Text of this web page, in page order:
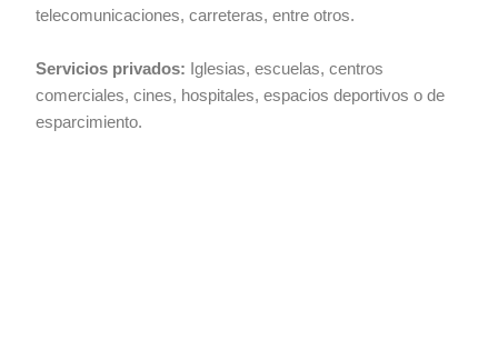
telecomunicaciones, carreteras, entre otros.
Servicios privados: Iglesias, escuelas, centros
comerciales, cines, hospitales, espacios deportivos o de
esparcimiento.